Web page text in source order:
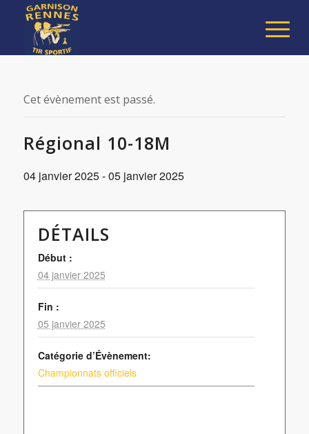
Cet évènement est passé.
Régional 10-18M
04 janvier 2025-05 janvier 2025
DÉTAILS
Début :
04 janvier 2025
Fin :
05 janvier 2025
Catégorie d’Évènement:
Championnats officiels